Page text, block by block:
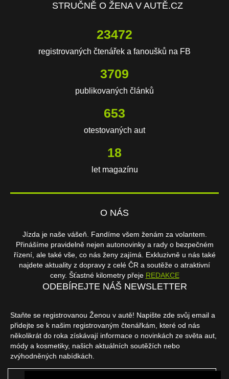
STRUČNĚ O ŽENA V AUTĚ.CZ
23472
registrovaných čtenářek a fanoušků na FB
3709
publikovaných článků
653
otestovaných aut
18
let magazínu
O NÁS
Jízda je naše vášeň. Fandíme všem ženám za volantem.
Přinášíme pravidelně nejen autonovinky a rady o bezpečném
řízení, ale také vše, co nás ženy zajímá. Exkluzivně u nás také
najdete aktuality z dopravy z celé ČR a soutěže o atraktivní
ceny. Šťastné kilometry přeje REDAKCE
ODEBÍREJTE NÁŠ NEWSLETTER
Staňte se registrovanou Ženou v autě! Napište zde svůj email a
přidejte se k našim registrovaným čtenářkám, které od nás
několikrát do roka získávají informace o novinkách ze světa aut,
módy a kosmetiky, našich aktuálních soutěžích nebo
zvýhodněných nabídkách.